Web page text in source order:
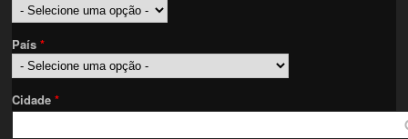
País*
Cidade*